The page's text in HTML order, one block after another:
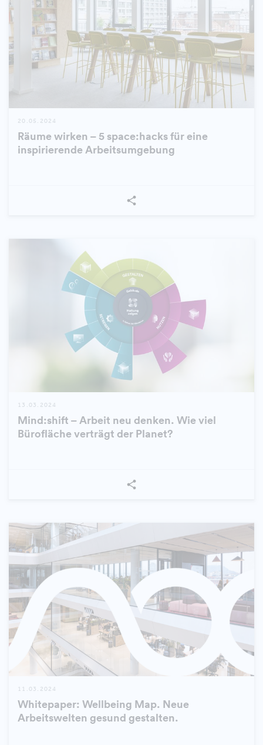
20.05.2024
Räume wirken – 5 space:hacks für eine
inspirierende Arbeitsumgebung
13.03.2024
Mind:shift – Arbeit neu denken. Wie viel
Bürofläche verträgt der Planet?
11.03.2024
Whitepaper: Wellbeing Map. Neue
Arbeitswelten gesund gestalten.